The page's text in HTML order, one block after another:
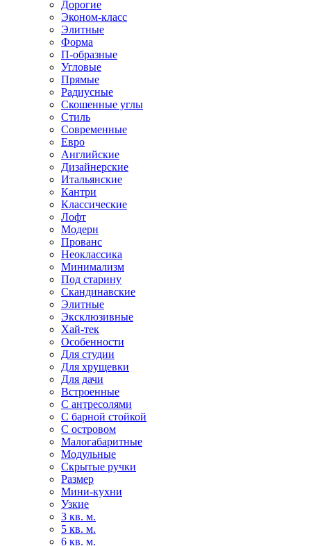
Дорогие
Эконом-класс
Элитные
Форма
П-образные
Угловые
Прямые
Радиусные
Скошенные углы
Стиль
Современные
Евро
Английские
Дизайнерские
Итальянские
Кантри
Классические
Лофт
Модерн
Прованс
Неоклассика
Минимализм
Под старину
Скандинавские
Элитные
Эксклюзивные
Хай-тек
Особенности
Для студии
Для хрущевки
Для дачи
Встроенные
С антресолями
С барной стойкой
С островом
Малогабаритные
Модульные
Скрытые ручки
Размер
Мини-кухни
Узкие
3 кв. м.
5 кв. м.
6 кв. м.